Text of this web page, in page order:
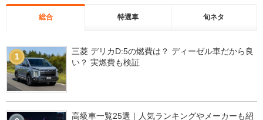
総合 特選車 旬ネタ
1
三菱 デリカD:5の燃費は？ ディーゼル車だから良
い？ 実燃費も検証
高級車一覧25選｜人気ランキングやメーカーも紹